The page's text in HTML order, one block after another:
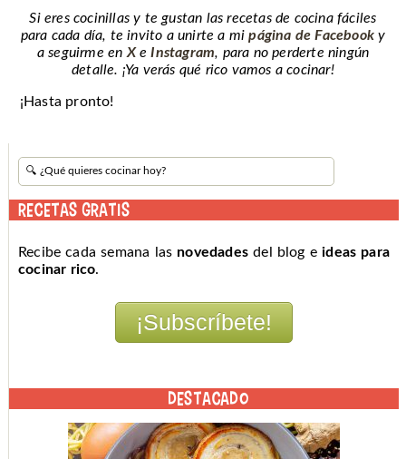
Si eres cocinillas y te gustan las recetas de cocina fáciles
para cada día, te invito a unirte a mipágina de Facebooky
a seguirme en XeInstagram, para no perderte ningún
detalle. ¡Ya verás qué rico vamos a cocinar!
¡Hasta pronto!
RECETAS GRATIS
Recibe cada semana las novedades del blog eideas para
cocinar rico.
DESTACADO